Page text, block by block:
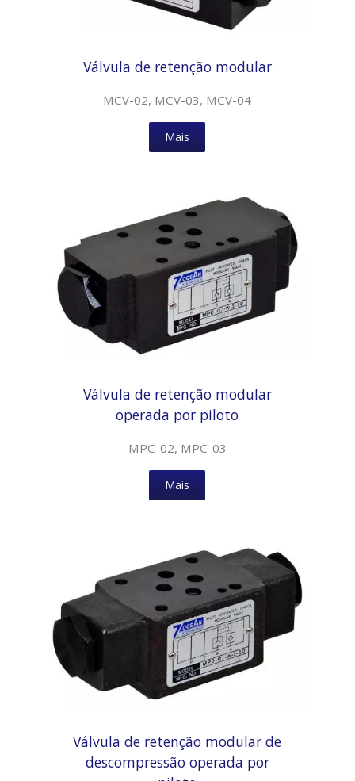
Válvula de retenção modular
MCV-02, MCV-03, MCV-04
Mais
Válvula de retenção modular
operada por piloto
MPC-02, MPC-03
Mais
Válvula de retenção modular de
descompressão operada por